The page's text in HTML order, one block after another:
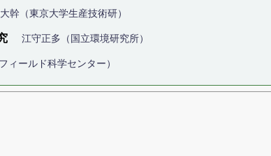
幹（東京大学生産技術研）
江守正多（国立環境研究所）
ィールド科学センター）